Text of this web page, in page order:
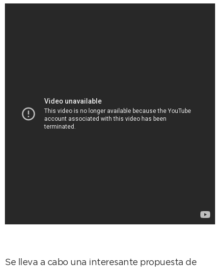
Se lleva a cabo una interesante propuesta de